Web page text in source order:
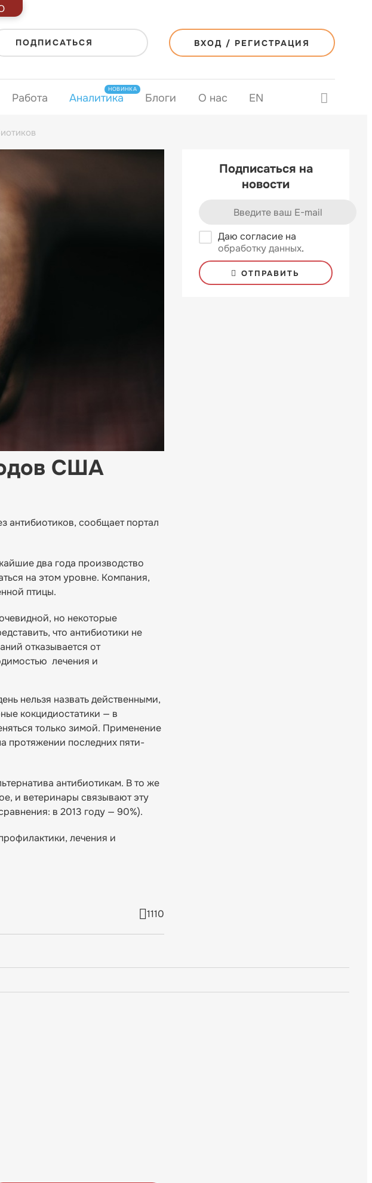
ПОДПИСАТЬСЯ ВХОД / РЕГИСТРАЦИЯ
Работа Аналитика
НОВИНКА
Блоги О нас EN
США
антибиотиков, сообщает портал
два года производство
на этом уровне. Компания,
птицы.
но некоторые
что антибиотики не
отказывается от
лечения и
нельзя назвать действенными,
кокцидиостатики — в
только зимой. Применение
протяжении последних пяти-
антибиотикам. В то же
и ветеринары связывают эту
в 2013 году — 90%).
лечения и
1110
Подписаться на
новости
Даю согласие на
обработку данных.
ОТПРАВИТЬ